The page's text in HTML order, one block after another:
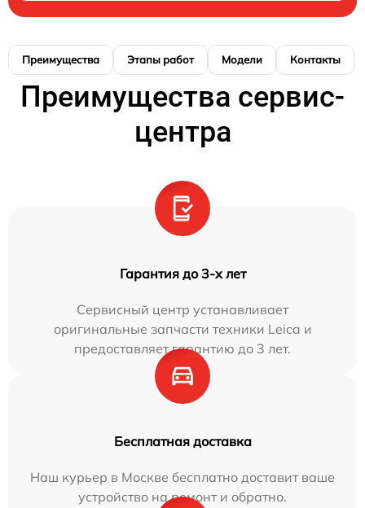
Преимущества Этапы работ Модели Контакты
Преимущества сервис-
центра
Гарантия до 3-х лет
Сервисный центр устанавливает
оригинальные запчасти техники Leica и
предоставляет гарантию до 3 лет.
Бесплатная доставка
Наш курьер в Москве бесплатно доставит ваше
устройство на ремонт и обратно.